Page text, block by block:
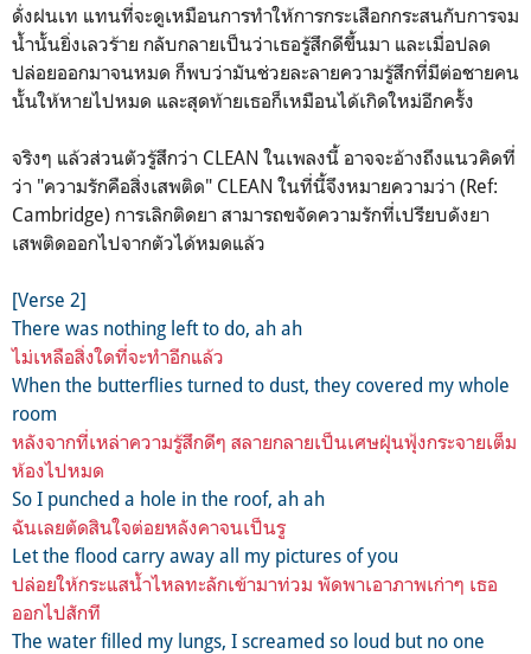
ดั่งฝนเท แทนที่จะดูเหมือนการทำให้การกระเสือกกระสนกับการจม
น้ำนั้นยิ่งเลวร้าย กลับกลายเป็นว่าเธอรู้สึกดีขึ้นมา และเมื่อปลด
ปล่อยออกมาจนหมด ก็พบว่ามันช่วยละลายความรู้สึกที่มีต่อชายคน
นั้นให้หายไปหมด และสุดท้ายเธอก็เหมือนได้เกิดใหม่อีกครั้ง
จริงๆ แล้วส่วนตัวรู้สึกว่า CLEAN ในเพลงนี้ อาจจะอ้างถึงแนวคิดที่
ว่า "ความรักคือสิ่งเสพติด" CLEAN ในที่นี้จึงหมายความว่า (Ref:
Cambridge) การเลิกติดยา สามารถขจัดความรักที่เปรียบดังยา
เสพติดออกไปจากตัวได้หมดแล้ว
[Verse 2]
There was nothing left to do, ah ah
ไม่เหลือสิ่งใดที่จะทำอีกแล้ว
When the butterflies turned to dust, they covered my whole
room
หลังจากที่เหล่าความรู้สึกดีๆ สลายกลายเป็นเศษฝุ่นฟุ้งกระจายเต็ม
ห้องไปหมด
So I punched a hole in the roof, ah ah
ฉันเลยตัดสินใจต่อยหลังคาจนเป็นรู
Let the flood carry away all my pictures of you
ปล่อยให้กระแสน้ำไหลทะลักเข้ามาท่วม พัดพาเอาภาพเก่าๆ เธอ
ออกไปสักที
The water filled my lungs, I screamed so loud but no one